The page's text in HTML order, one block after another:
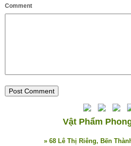
Comment
Vật Phẩm
» 68 Lê Thị Riêng, Bến